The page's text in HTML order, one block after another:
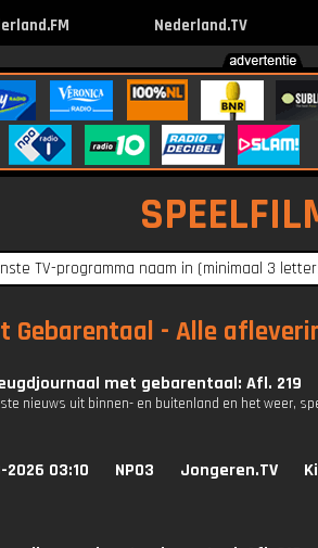
Nederland.TV
Gebarentaal - Alle
met gebarentaal: Afl. 219
nieuws uit binnen- en buitenland en het weer,
03:10 NPO3 Jongeren.TV